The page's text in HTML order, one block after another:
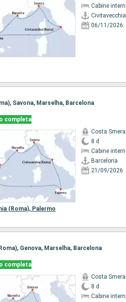
Cabine
06/11/2026
Savona, Marselha, Barcelona
completa
Costa
8 d
Cabine
Barcelona
21/09/2026
(Roma), Palermo
Genova, Marselha, Barcelona
completa
Costa
8 d
Cabine